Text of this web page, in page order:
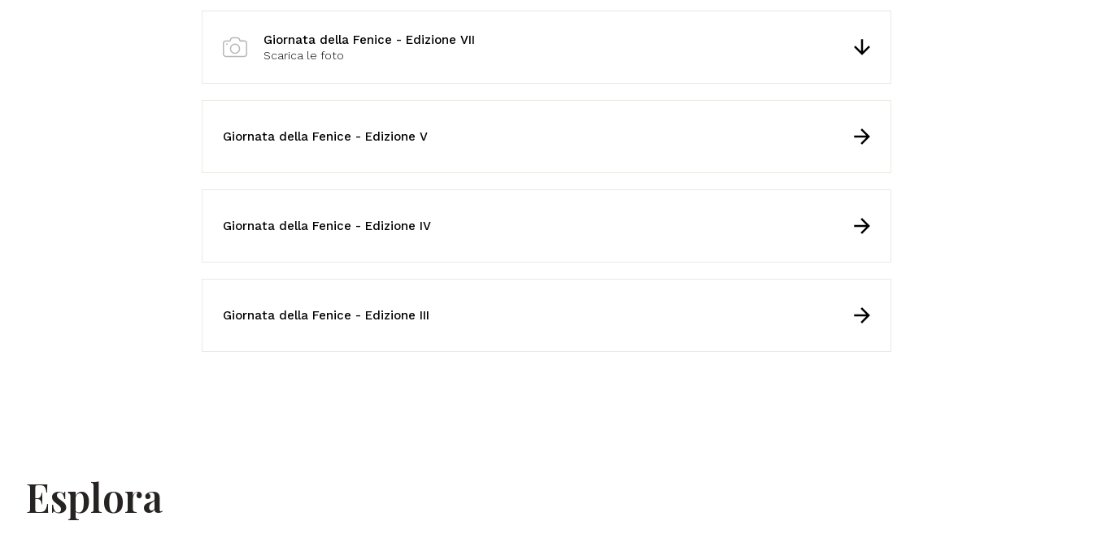
Giornata della Fenice - Edizione VII
Scarica le foto
Giornata della Fenice - Edizione V
Giornata della Fenice - Edizione IV
Giornata della Fenice - Edizione III
Esplora